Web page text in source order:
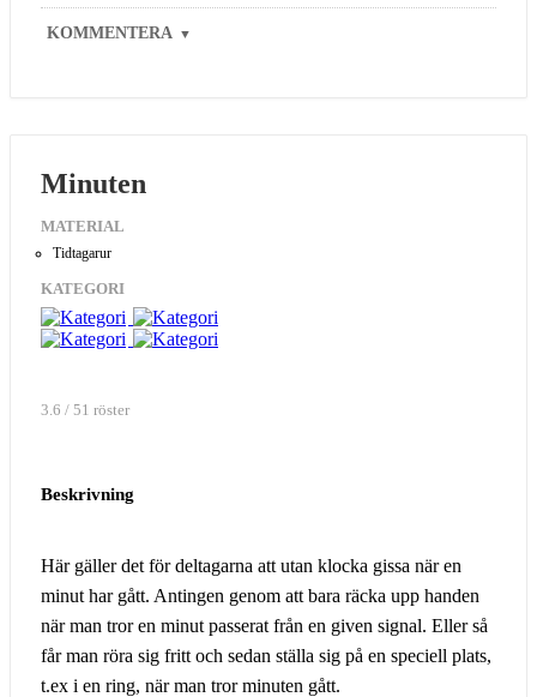
KOMMENTERA ▼
Minuten
MATERIAL
Tidtagarur
KATEGORI
3.6 / 51 röster
Beskrivning
Här gäller det för deltagarna att utan klocka gissa när en
minut har gått. Antingen genom att bara räcka upp handen
när man tror en minut passerat från en given signal. Eller så
får man röra sig fritt och sedan ställa sig på en speciell plats,
t.ex i en ring, när man tror minuten gått.